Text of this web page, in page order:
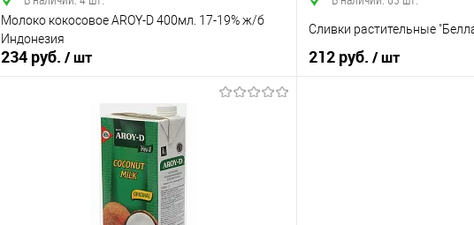
Молоко кокосовое AROY-D 400мл. 17-19% ж/б
Индонезия
234 руб. / шт
В корзину
Сравнение
В наличии
Сливки растительные
212 руб. / шт